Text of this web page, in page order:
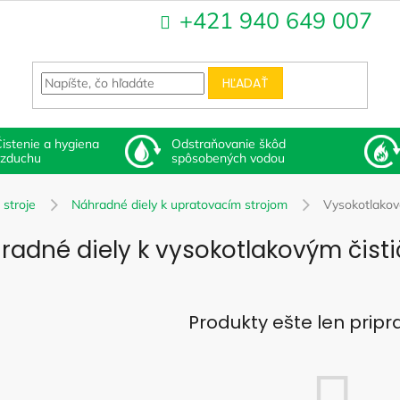
+421 940 649 007
HĽADAŤ
a hygiena
Odstraňovanie škôd
spôsobených vodou
stroje Náhradné diely k upratovacím strojom
diely k vysokotlakovým
Produkty ešte len